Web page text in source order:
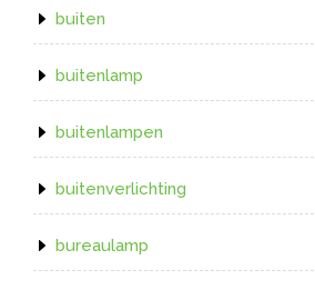
buiten
buitenlamp
buitenlampen
buitenverlichting
bureaulamp